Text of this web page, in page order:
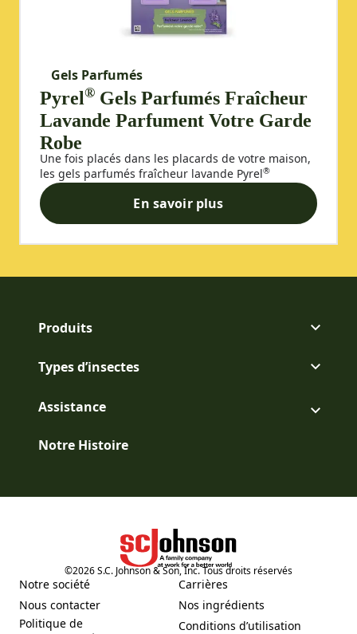
Gels Parfumés
Pyrel® Gels Parfumés Fraîcheur
Lavande Parfument Votre Garde
Robe
Une fois placés dans les placards de votre maison,
les gels parfumés fraîcheur lavande Pyrel®
diffusent un délicat parfum fraîcheur lavande,
jusqu'à 3 mois.
Pyrel® Gels Parfumés
En savoir plus
Produits
Types d’insectes
Assistance
Notre Histoire
(Opens in a new tab)
©2026S.C. Johnson & Son, Inc. Tous droits réservés
Notre société
(Opens in a new tab)
Nous contacter
(Opens in a new tab)
Politique de
Carrières
(Opens in a new tab)
Nos ingrédients
(Opens in a new tab)
Conditions d’utilisation